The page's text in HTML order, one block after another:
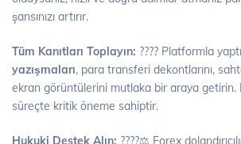
şansınızı artırır.
Tüm Kanıtları Toplayın: ???? Platformla
yazışmaları, para transferi dekontlarını,
ekran görüntülerini mutlaka bir araya getirin.
süreçte kritik öneme sahiptir.
Hukuki Destek Alın: ????‍⚖️ Forex